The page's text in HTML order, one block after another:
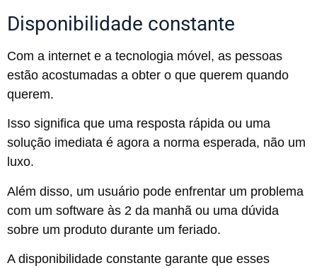
Disponibilidade constante
Com a internet e a tecnologia móvel, as pessoas
estão acostumadas a obter o que querem quando
querem.
Isso significa que uma resposta rápida ou uma
solução imediata é agora a norma esperada, não um
luxo.
Além disso, um usuário pode enfrentar um problema
com um software às 2 da manhã ou uma dúvida
sobre um produto durante um feriado.
A disponibilidade constante garante que esses